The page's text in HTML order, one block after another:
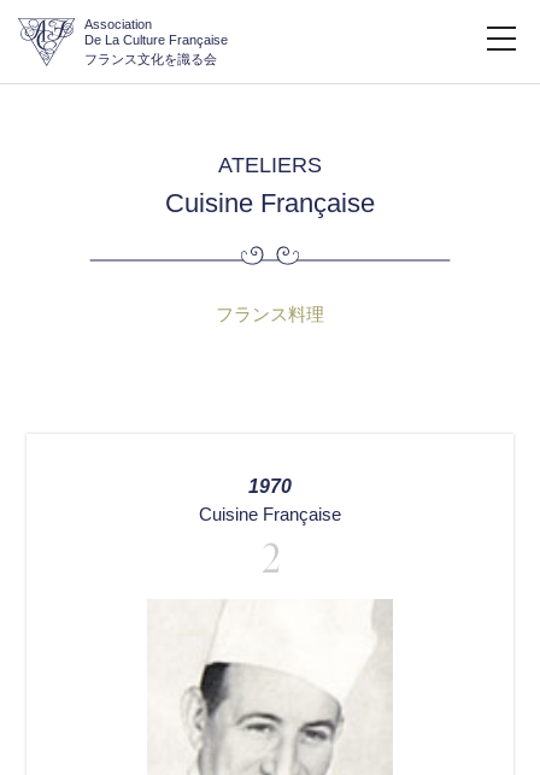
Association
De La Culture Française
フランス文化を識る会
ATELIERS
Cuisine Française
フランス料理
1970
Cuisine Française
2